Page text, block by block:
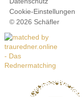
Cookie-Einstellungen
© 2026 Schäfler